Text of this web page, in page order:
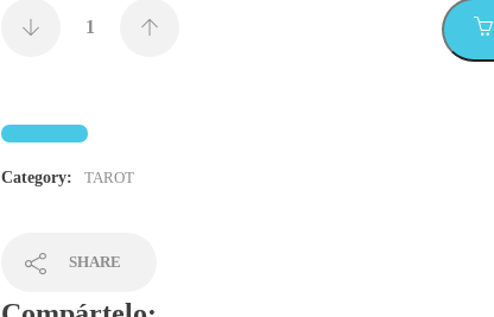
Category: TAROT
SHARE